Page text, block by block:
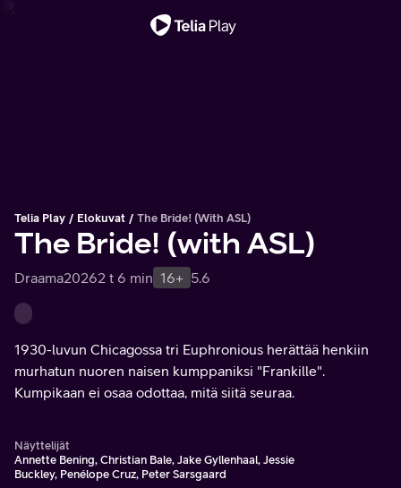
Telia Play Elokuvat The Bride! (with ASL)
The Bride! (with ASL)
Draama20262 t 6 min 16+ 5.6
1930-luvun Chicagossa tri Euphronious herättää henkiin
murhatun nuoren naisen kumppaniksi "Frankille".
Kumpikaan ei osaa odottaa, mitä siitä seuraa.
Näyttelijät
Annette Bening, Christian Bale, Jake Gyllenhaal, Jessie
Buckley, Penélope Cruz, Peter Sarsgaard